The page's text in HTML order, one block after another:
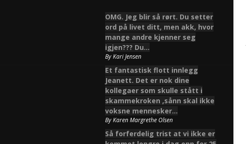
OMG. Jeg blir så rørt. Du setter
ord på livet ditt, men akk, hvor
mange andre kjenner seg
igjen??? Du…
ByKari Jensen
Et fantastisk flott innlegg
Jeanett. Det er nok dine
kollegaer som skulle stått i
skammekroken ,sånn skal ikke
voksne mennesker…
ByKaren Margrethe Olsen
Så forferdelig trist at vi ikke er